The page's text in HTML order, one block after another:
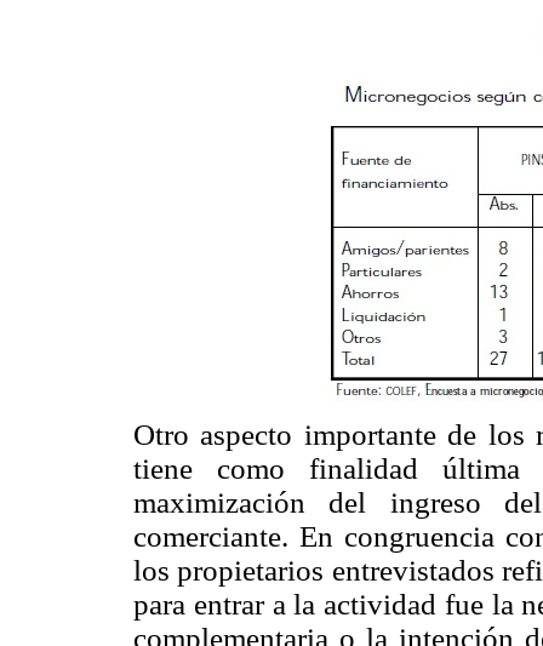
Otro aspecto importante de
tiene como finalidad última
maximización del ingreso
comerciante. En congruencia
los propietarios entrevistados
para entrar a la actividad fue la
complementaria o la intención